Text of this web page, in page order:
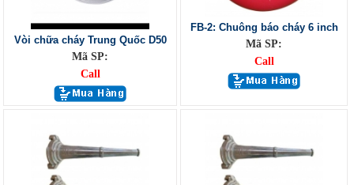
Vòi chữa cháy Trung Quốc D50
Mã SP:
Call
FB-2: Chuông báo cháy 6 inch
Mã SP:
Call